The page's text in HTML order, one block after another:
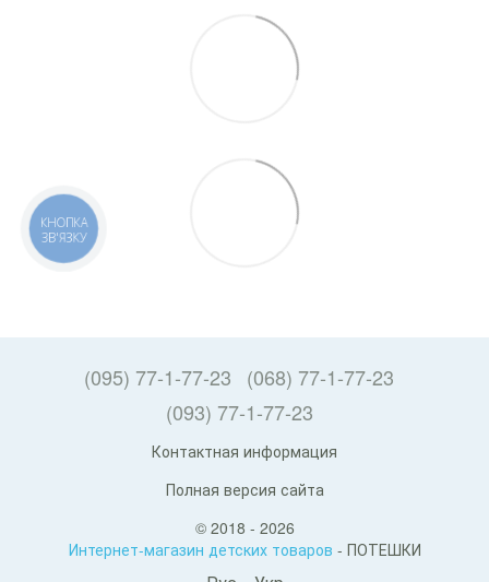
(095) 77-1-77-23
(068) 77-1-77-23
(093) 77-1-77-23
Контактная информация
Полная версия сайта
© 2018 - 2026
Интернет-магазин детских товаров - ПОТЕШКИ
КНОПКА
ЗВ'ЯЗКУ